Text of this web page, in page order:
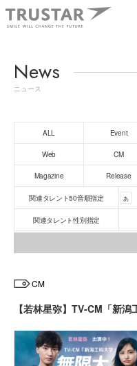
News
ニュース
ALL Event
Web CM
Magazine Release
関連タレント50音順指定 あ
関連タレント性別指定
CM
【若林星弥】TV-CM「新潟